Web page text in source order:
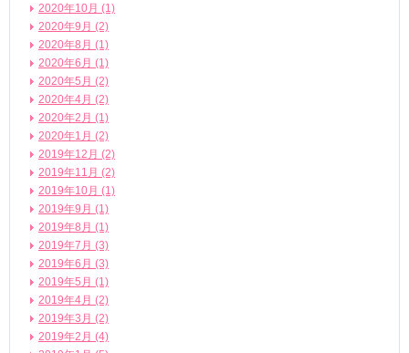
2020年10月 (1)
2020年9月 (2)
2020年8月 (1)
2020年6月 (1)
2020年5月 (2)
2020年4月 (2)
2020年2月 (1)
2020年1月 (2)
2019年12月 (2)
2019年11月 (2)
2019年10月 (1)
2019年9月 (1)
2019年8月 (1)
2019年7月 (3)
2019年6月 (3)
2019年5月 (1)
2019年4月 (2)
2019年3月 (2)
2019年2月 (4)